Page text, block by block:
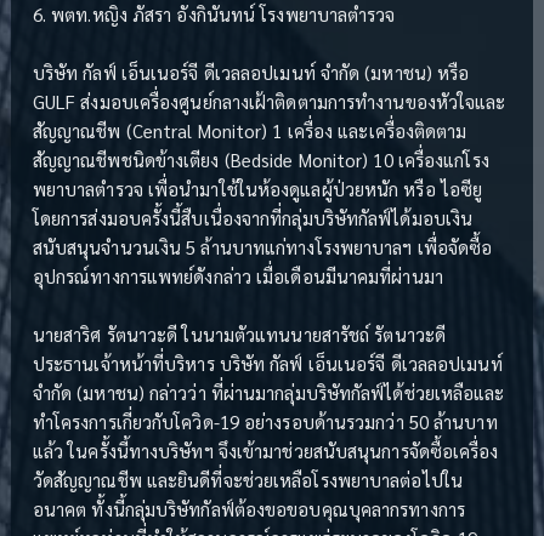
6. พตท.หญิง ภัสรา อังกินันทน์ โรงพยาบาลตำรวจ
บริษัท กัลฟ์ เอ็นเนอร์จี ดีเวลลอปเมนท์ จำกัด (มหาชน) หรือ
GULF ส่งมอบเครื่องศูนย์กลางเฝ้าติดตามการทำงานของหัวใจและ
สัญญาณชีพ (Central Monitor) 1 เครื่อง และเครื่องติดตาม
สัญญาณชีพชนิดข้างเตียง (Bedside Monitor) 10 เครื่องแก่โรง
พยาบาลตำรวจ เพื่อนำมาใช้ในห้องดูแลผู้ป่วยหนัก หรือ ไอซียู
โดยการส่งมอบครั้งนี้สืบเนื่องจากที่กลุ่มบริษัทกัลฟ์ได้มอบเงิน
สนับสนุนจำนวนเงิน 5 ล้านบาทแก่ทางโรงพยาบาลฯ เพื่อจัดซื้อ
อุปกรณ์ทางการแพทย์ดังกล่าว เมื่อเดือนมีนาคมที่ผ่านมา
นายสาริศ รัตนาวะดี ในนามตัวแทนนายสารัชถ์ รัตนาวะดี
ประธานเจ้าหน้าที่บริหาร บริษัท กัลฟ์ เอ็นเนอร์จี ดีเวลลอปเมนท์
จำกัด (มหาชน) กล่าวว่า ที่ผ่านมากลุ่มบริษัทกัลฟ์ได้ช่วยเหลือและ
ทำโครงการเกี่ยวกับโควิด-19 อย่างรอบด้านรวมกว่า 50 ล้านบาท
แล้ว ในครั้งนี้ทางบริษัทฯ จึงเข้ามาช่วยสนับสนุนการจัดซื้อเครื่อง
วัดสัญญาณชีพ และยินดีที่จะช่วยเหลือโรงพยาบาลต่อไปใน
อนาคต ทั้งนี้กลุ่มบริษัทกัลฟ์ต้องขอขอบคุณบุคลากรทางการ